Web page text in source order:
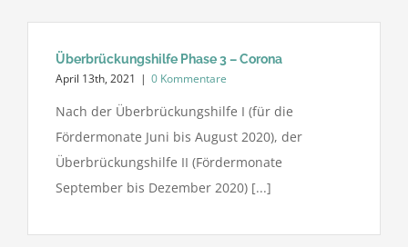
Überbrückungshilfe Phase 3 – Corona
April 13th, 2021 | 0 Kommentare
Nach der Überbrückungshilfe I (für die
Fördermonate Juni bis August 2020), der
Überbrückungshilfe II (Fördermonate
September bis Dezember 2020) [...]